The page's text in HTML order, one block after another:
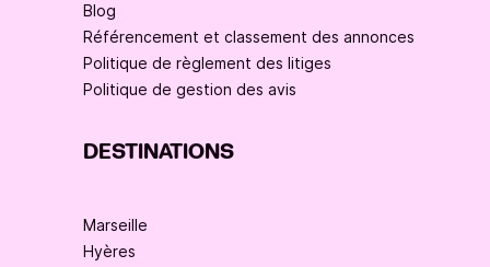
Blog
Référencement et classement des annonces
Politique de règlement des litiges
Politique de gestion des avis
DESTINATIONS
Marseille
Hyères